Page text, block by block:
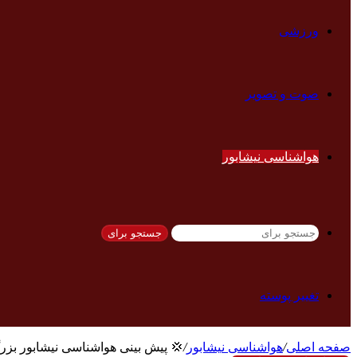
ورزشی
صوت و تصویر
هواشناسی نیشابور
جستجو برای
تغییر پوسته
صفحه اصلی/هواشناسی نیشابور/💢 پیش بینی هواشناسی نیشابور